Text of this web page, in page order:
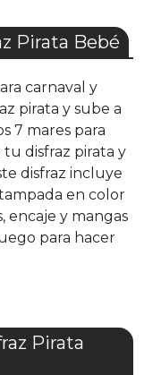
Pirata Bebé
carnaval y
pirata y sube a
7 mares para
tu disfraz pirata y
disfraz incluye
en color
encaje y mangas
para hacer
Pirata